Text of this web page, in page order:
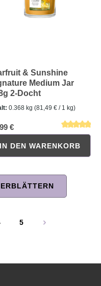
& Sunshine
Medium Jar
2-Docht
0.368 kg (81,49 € / 1 kg)
€
IN DEN WARENKORB
Seite
5